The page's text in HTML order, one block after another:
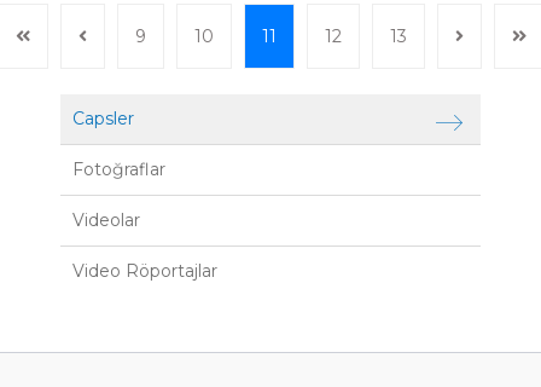
Capsler
Fotoğraflar
Videolar
Video Röportajlar
9 10 11 12 13